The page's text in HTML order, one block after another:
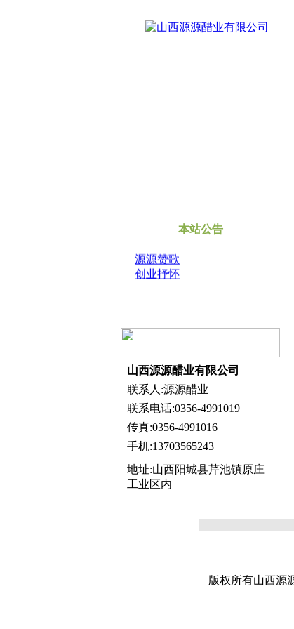
本站公告
源源赞歌
创业抒怀
山西源源醋业有限公司
联系人:源源醋业
联系电话:0356-4991019
传真:0356-4991016
手机:13703565243
地址:山西阳城县芹池镇原庄
工业区内
版权所有山西源